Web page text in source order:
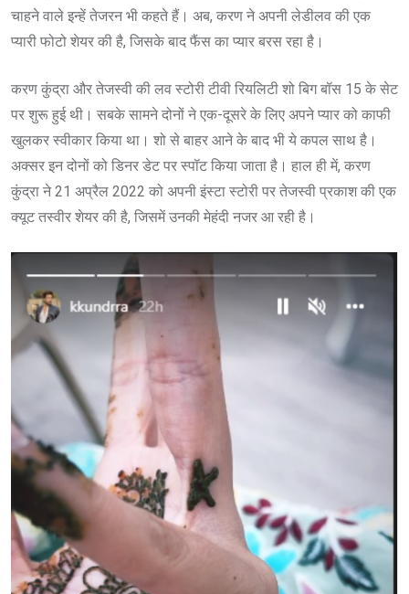
चाहने वाले इन्हें तेजरन भी कहते हैं। अब, करण ने अपनी लेडीलव की एक
प्यारी फोटो शेयर की है, जिसके बाद फैंस का प्यार बरस रहा है।
करण कुंद्रा और तेजस्वी की लव स्टोरी टीवी रियलिटी शो बिग बॉस 15 के सेट
पर शुरू हुई थी। सबके सामने दोनों ने एक-दूसरे के लिए अपने प्यार को काफी
खुलकर स्वीकार किया था। शो से बाहर आने के बाद भी ये कपल साथ है।
अक्सर इन दोनों को डिनर डेट पर स्पॉट किया जाता है। हाल ही में, करण
कुंद्रा ने 21 अप्रैल 2022 को अपनी इंस्टा स्टोरी पर तेजस्वी प्रकाश की एक
क्यूट तस्वीर शेयर की है, जिसमें उनकी मेहंदी नजर आ रही है।